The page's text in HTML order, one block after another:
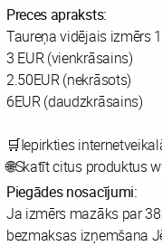
Preces apraksts:
Taureņa vidējais izmērs
3 EUR (vienkrāsains)
2.50EUR (nekrāsots)
6EUR (daudzkrāsains)
🛒Iepirkties
🌐Skatīt citus produktus
Piegādes nosacījumi:
Ja izmērs mazāks par
bezmaksas izņemšana